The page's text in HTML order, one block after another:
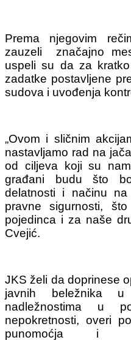
Prema njegovim
zauzeli značajno
uspeli su da za
zadatke postavljene
sudova i uvođenja
„Ovom i sličnim
nastavljamo rad na
od ciljeva koji su
građani budu što
delatnosti i načinu
pravne sigurnosti,
pojedinca i za naše
Cvejić.
JKS želi da doprinese
javnih beležnika
nadležnostima u
nepokretnosti, overi
punomoćja i